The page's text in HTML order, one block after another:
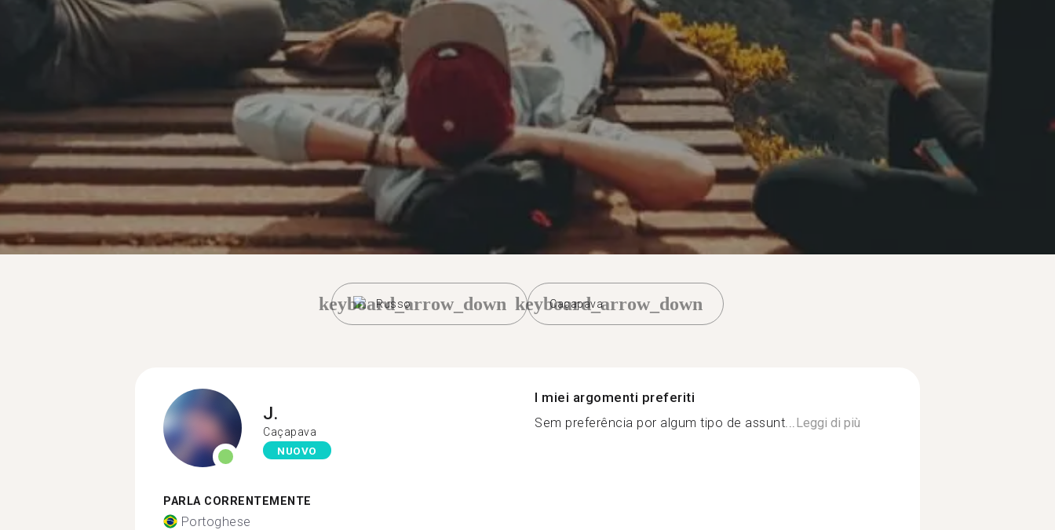
Russo
keyboard_arrow_down Caçapava
keyboard_arrow_down
J.
Caçapava
NUOVO
PARLA CORRENTEMENTE
Portoghese
I miei argomenti preferiti
Sem preferência por algum tipo de assunt...Leggi di più